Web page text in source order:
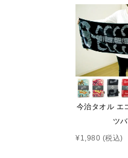
今治タオル エ
ツ
¥1,980 (税込)